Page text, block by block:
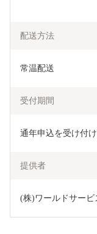
配送方法
常温配送
受付期間
通年申込を受け付け
提供者
(株)ワールドサービ